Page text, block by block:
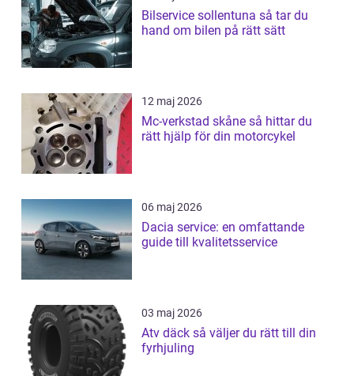
Bilservice sollentuna så tar du
hand om bilen på rätt sätt
12 maj 2026
Mc-verkstad skåne så hittar du
rätt hjälp för din motorcykel
06 maj 2026
Dacia service: en omfattande
guide till kvalitetsservice
03 maj 2026
Atv däck så väljer du rätt till din
fyrhjuling